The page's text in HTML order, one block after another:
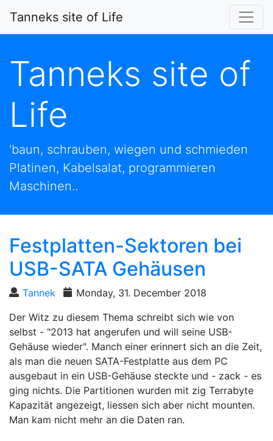
Tanneks site of Life
Tanneks site of
Life
'baun, schrauben, wiegen und schmieden
Platinen, Kabelsalat, programmieren
Maschinen..
Festplatten-Sektoren bei
USB-SATA Gehäusen
Tannek
Monday, 31. December 2018
Der Witz zu diesem Thema schreibt sich wie von
selbst - "2013 hat angerufen und will seine USB-
Gehäuse wieder". Manch einer erinnert sich an die Zeit,
als man die neuen SATA-Festplatte aus dem PC
ausgebaut in ein USB-Gehäuse steckte und - zack - es
ging nichts. Die Partitionen wurden mit zig Terrabyte
Kapazität angezeigt, liessen sich aber nicht mounten.
Man kam nicht mehr an die Daten ran.